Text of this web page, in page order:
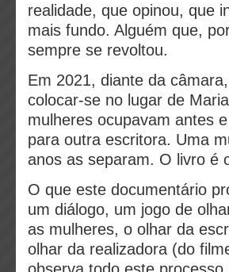
realidade, que opinou, que
mais fundo. Alguém que,
sempre se revoltou.
Em 2021, diante da
colocar-se no lugar de
mulheres ocupavam antes
para outra escritora. Uma
anos as separam. O livro é
O que este documentário
um diálogo, um jogo de
as mulheres, o olhar da
olhar da realizadora (do